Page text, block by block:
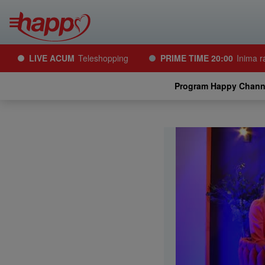
LIVE ACUM Teleshopping PRIME TIME 20:00 Inima
Program Happy